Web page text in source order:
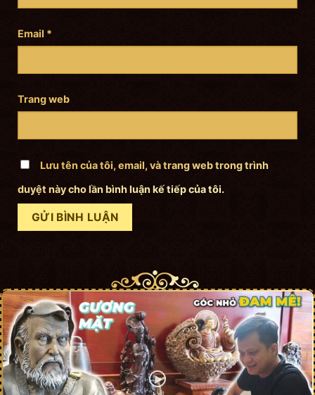
Email *
Trang web
Lưu tên của tôi, email, và trang web trong trình
duyệt này cho lần bình luận kế tiếp của tôi.